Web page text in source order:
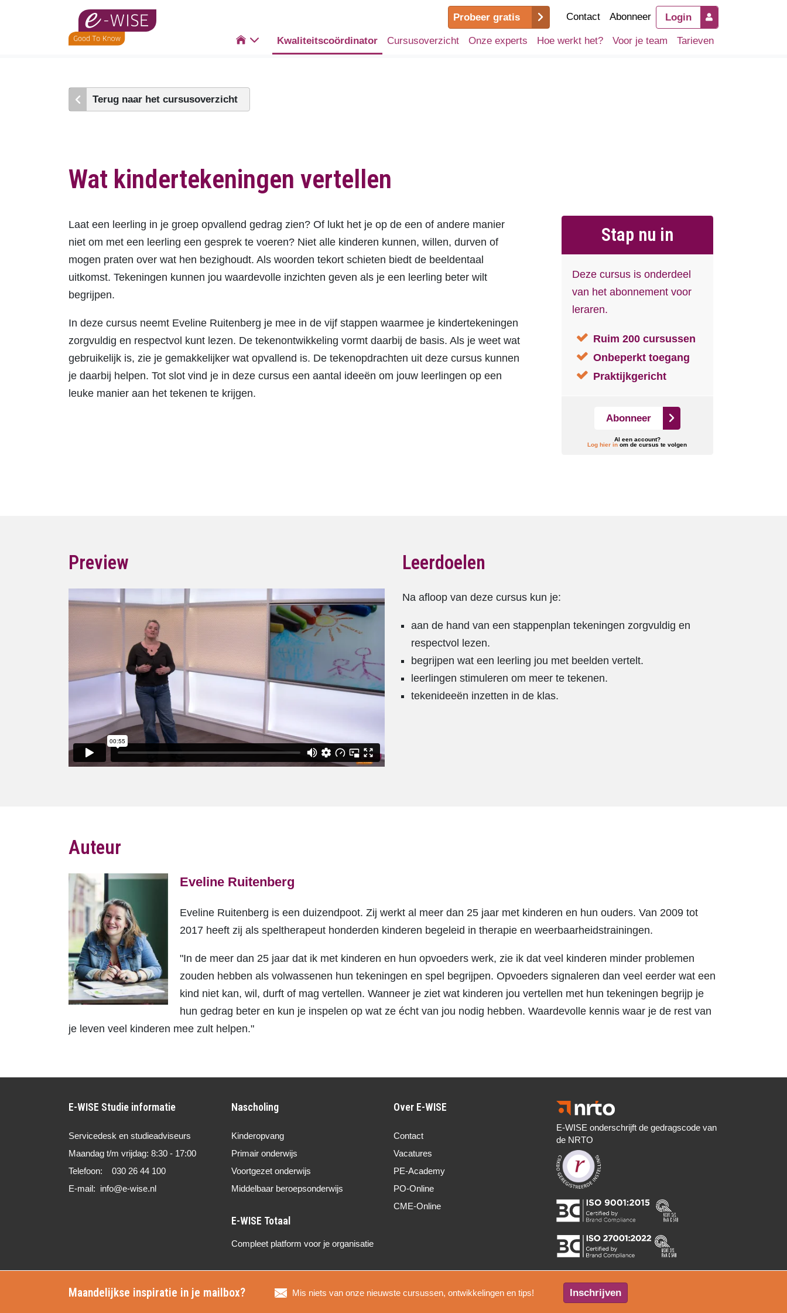
Probeer gratis Contact Abonneer Login
 Kwaliteitscoördinator Cursusoverzicht Onze experts Hoe werkt het? Voor je team Tarieven
Terug naar het cursusoverzicht
Wat kindertekeningen vertellen
Stap nu in
Deze cursus is onderdeel
van het abonnement voor
leraren.
Ruim 200 cursussen
Onbeperkt toegang
Praktijkgericht
Abonneer
Al een account?
Log hier in om de cursus te volgen
Laat een leerling in je groep opvallend gedrag zien? Of lukt het je op de een of andere manier
niet om met een leerling een gesprek te voeren? Niet alle kinderen kunnen, willen, durven of
mogen praten over wat hen bezighoudt. Als woorden tekort schieten biedt de beeldentaal
uitkomst. Tekeningen kunnen jou waardevolle inzichten geven als je een leerling beter wilt
begrijpen.
In deze cursus neemt Eveline Ruitenberg je mee in de vijf stappen waarmee je kindertekeningen
zorgvuldig en respectvol kunt lezen. De tekenontwikkeling vormt daarbij de basis. Als je weet wat
gebruikelijk is, zie je gemakkelijker wat opvallend is. De tekenopdrachten uit deze cursus kunnen
je daarbij helpen. Tot slot vind je in deze cursus een aantal ideeën om jouw leerlingen op een
leuke manier aan het tekenen te krijgen.
Preview Leerdoelen
Na afloop van deze cursus kun je:
aan de hand van een stappenplan tekeningen zorgvuldig en
respectvol lezen.
begrijpen wat een leerling jou met beelden vertelt.
leerlingen stimuleren om meer te tekenen.
tekenideeën inzetten in de klas.
Auteur
Eveline Ruitenberg
Eveline Ruitenberg is een duizendpoot. Zij werkt al meer dan 25 jaar met kinderen en hun ouders. Van 2009 tot
2017 heeft zij als speltherapeut honderden kinderen begeleid in therapie en weerbaarheidstrainingen.
"In de meer dan 25 jaar dat ik met kinderen en hun opvoeders werk, zie ik dat veel kinderen minder problemen
zouden hebben als volwassenen hun tekeningen en spel begrijpen. Opvoeders signaleren dan veel eerder wat een
kind niet kan, wil, durft of mag vertellen. Wanneer je ziet wat kinderen jou vertellen met hun tekeningen begrijp je
hun gedrag beter en kun je inspelen op wat ze écht van jou nodig hebben. Waardevolle kennis waar je de rest van
je leven veel kinderen mee zult helpen."
E-WISE Studie informatie
Servicedesk en studieadviseurs
Maandag t/m vrijdag: 8:30 - 17:00
Telefoon: 030 26 44 100
E-mail: info@e-wise.nl
Nascholing
Kinderopvang
Primair onderwijs
Voortgezet onderwijs
Middelbaar beroepsonderwijs
Compleet platform voor je organisatie
Over E-WISE
Contact
Vacatures
PE-Academy
PO-Online
CME-Online
E-WISE onderschrijft de gedragscode van
de NRTO
Maandelijkse inspiratie in je mailbox? Mis niets van onze nieuwste cursussen, ontwikkelingen en tips! Inschrijven